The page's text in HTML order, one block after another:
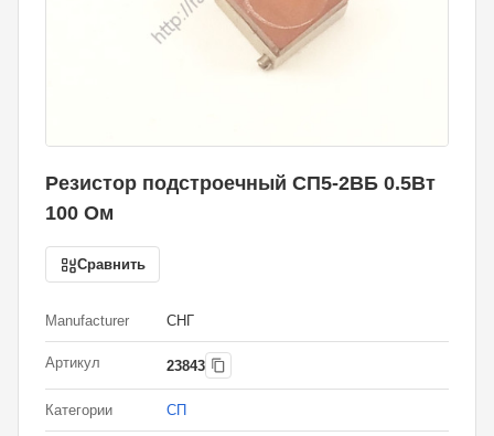
Резистор подстроечный СП5-2ВБ 0.5Вт
100 Ом
Сравнить
Manufacturer СНГ
Артикул 23843
Категории СП